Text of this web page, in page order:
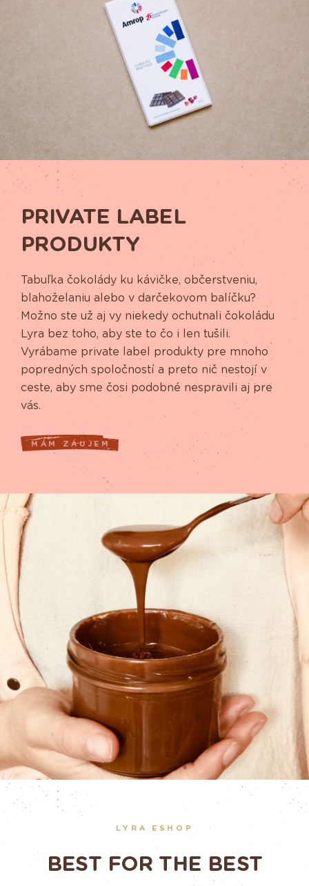
PRIVATE LABEL
PRODUKTY
Tabuľka čokolády ku kávičke, občerstveniu,
blahoželaniu alebo v darčekovom balíčku?
Možno ste už aj vy niekedy ochutnali čokoládu
Lyra bez toho, aby ste to čo i len tušili.
Vyrábame private label produkty pre mnoho
popredných spoločností a preto nič nestojí v
ceste, aby sme čosi podobné nespravili aj pre
vás.
MÁM ZÁUJEM
LYRA ESHOP
BEST FOR THE BEST